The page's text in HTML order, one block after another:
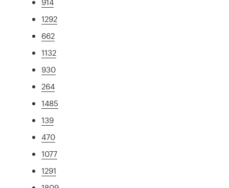
1292
662
1132
930
264
1485
139
470
1077
1291